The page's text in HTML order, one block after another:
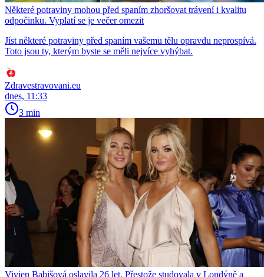
Některé potraviny mohou před spaním zhoršovat trávení i kvalitu
odpočinku. Vyplatí se je večer omezit
Jíst některé potraviny před spaním vašemu tělu opravdu neprospívá.
Toto jsou ty, kterým byste se měli nejvíce vyhýbat.
Zdravestravovani.eu
dnes, 11:33
3 min
Vivien Babišová oslavila 26 let. Přestože studovala v Londýně a